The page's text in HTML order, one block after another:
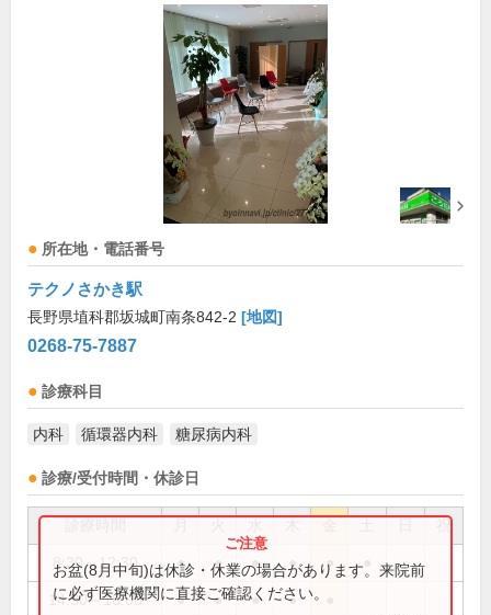
所在地・電話番号
テクノさかき駅
長野県埴科郡坂城町南条842-2 [地図]
0268-75-7887
診療科目
内科 循環器内科 糖尿病内科
診療/受付時間・休診日
祝
8:30～12:30 ● ● ● ● ●
14:30～18:00 ● ● ● ●
お盆(8月中旬)は休診・休業の場合があります。来院前
に必ず医療機関に直接ご確認ください。